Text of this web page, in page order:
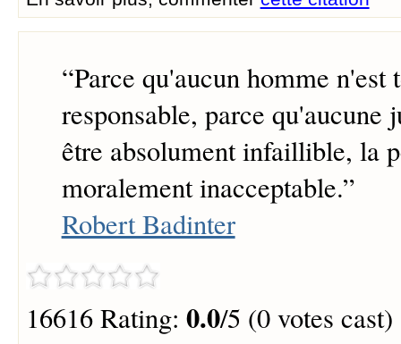
“Parce qu'aucun homme n'est
responsable, parce qu'aucune
être absolument infaillible, la
moralement inacceptable.”
Robert Badinter
16616 Rating: 0.0/5 (0 votes cast)